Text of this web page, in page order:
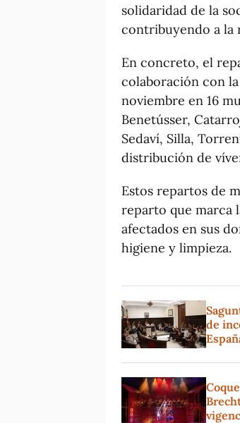
solidaridad de la
contribuyendo a la
En concreto, el
colaboración con
noviembre en 16
Benetússer,
Sedaví, Silla,
distribución de
Estos repartos de
reparto que marca
afectados en sus
higiene y limpieza.
de